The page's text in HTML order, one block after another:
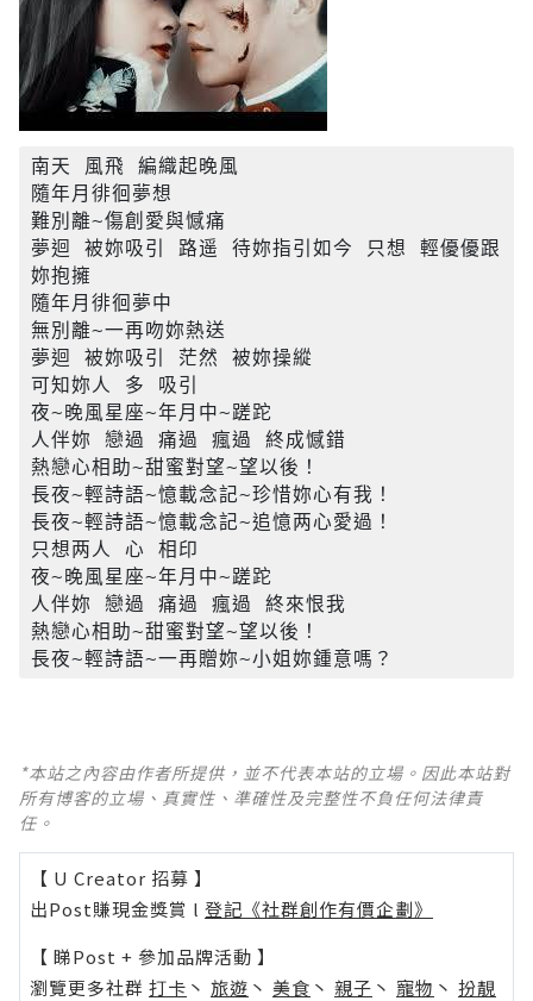
南天 風飛 編織起晚風
隨年月徘徊夢想
難別離~傷創愛與憾痛
夢迴 被妳吸引 路遥 待妳指引如今 只想 輕優優跟
妳抱擁
隨年月徘徊夢中
無別離~一再吻妳熱送
夢迴 被妳吸引 茫然 被妳操縱
可知妳人 多 吸引
夜~晚風星座~年月中~蹉跎
人伴妳 戀過 痛過 瘋過 終成憾錯
熱戀心相助~甜蜜對望~望以後！
長夜~輕詩語~憶載念記~珍惜妳心有我！
長夜~輕詩語~憶載念記~追憶两心愛過！
只想两人 心 相印
夜~晚風星座~年月中~蹉跎
人伴妳 戀過 痛過 瘋過 終來恨我
熱戀心相助~甜蜜對望~望以後！
長夜~輕詩語~一再贈妳~小姐妳鍾意嗎？
*本站之內容由作者所提供，並不代表本站的立場。因此本站對
所有博客的立場、真實性、準確性及完整性不負任何法律責
任。
【 U Creator 招募 】
出Post賺現金獎賞 l 登記《社群創作有價企劃》
【 睇Post + 參加品牌活動 】
瀏覽更多社群 打卡 丶 旅遊 丶 美食 丶 親子 丶 寵物 丶 扮靚